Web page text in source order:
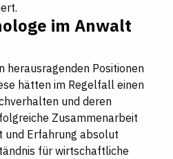
im Anwalt
herausragenden Positionen
hätten im Regelfall einen
und deren
Zusammenarbeit
und Erfahrung absolut
für wirtschaftliche